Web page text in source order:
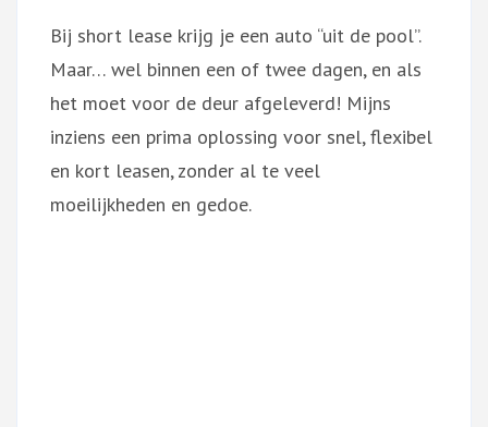
Bij short lease krijg je een auto “uit de pool”.
Maar… wel binnen een of twee dagen, en als
het moet voor de deur afgeleverd! Mijns
inziens een prima oplossing voor snel, flexibel
en kort leasen, zonder al te veel
moeilijkheden en gedoe.